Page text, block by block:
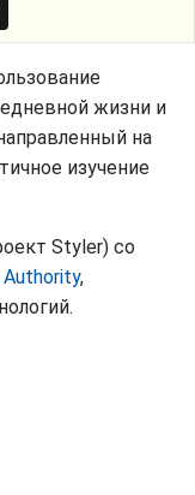
жизни и
на
изучение
Styler) со
Authority,